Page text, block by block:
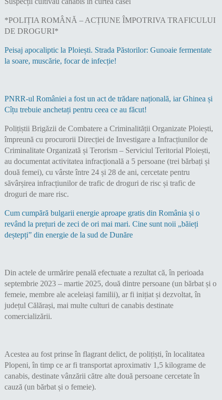
*POLIȚIA ROMÂNĂ – ACȚIUNE ÎMPOTRIVA TRAFICULUI
DE DROGURI*
Peisaj apocaliptic la Ploiești. Strada Păstorilor: Gunoaie fermentate
la soare, muscărie, focar de infecție!
PNRR-ul României a fost un act de trădare națională, iar Ghinea și
Cîțu trebuie anchetați pentru ceea ce au făcut!
Polițiștii Brigăzii de Combatere a Criminalității Organizate Ploiești,
împreună cu procurorii Direcției de Investigare a Infracțiunilor de
Criminalitate Organizată și Terorism – Serviciul Teritorial Ploiești,
au documentat activitatea infracțională a 5 persoane (trei bărbați și
două femei), cu vârste între 24 și 28 de ani, cercetate pentru
săvârșirea infracțiunilor de trafic de droguri de risc și trafic de
droguri de mare risc.
Cum cumpără bulgarii energie aproape gratis din România și o
revând la prețuri de zeci de ori mai mari. Cine sunt noii „băieți
deștepți” din energie de la sud de Dunăre
Din actele de urmărire penală efectuate a rezultat că, în perioada
septembrie 2023 – martie 2025, două dintre persoane (un bărbat și o
femeie, membre ale aceleiași familii), ar fi inițiat și dezvoltat, în
județul Călărași, mai multe culturi de canabis destinate
comercializării.
Acestea au fost prinse în flagrant delict, de polițiști, în localitatea
Plopeni, în timp ce ar fi transportat aproximativ 1,5 kilograme de
canabis, destinate vânzării către alte două persoane cercetate în
cauză (un bărbat și o femeie).